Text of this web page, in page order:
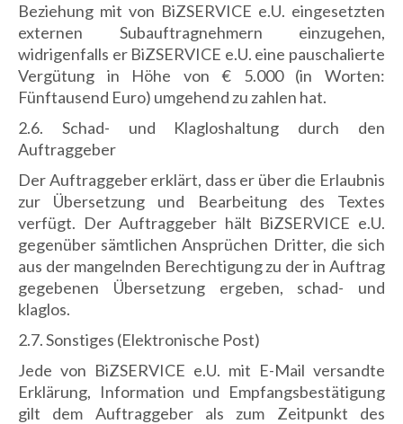
Beziehung mit von BiZSERVICE e.U. eingesetzten
externen Subauftragnehmern einzugehen,
widrigenfalls er BiZSERVICE e.U. eine pauschalierte
Vergütung in Höhe von € 5.000 (in Worten:
Fünftausend Euro) umgehend zu zahlen hat.
2.6. Schad- und Klagloshaltung durch den
Auftraggeber
Der Auftraggeber erklärt, dass er über die Erlaubnis
zur Übersetzung und Bearbeitung des Textes
verfügt. Der Auftraggeber hält BiZSERVICE e.U.
gegenüber sämtlichen Ansprüchen Dritter, die sich
aus der mangelnden Berechtigung zu der in Auftrag
gegebenen Übersetzung ergeben, schad- und
klaglos.
2.7. Sonstiges (Elektronische Post)
Jede von BiZSERVICE e.U. mit E-Mail versandte
Erklärung, Information und Empfangsbestätigung
gilt dem Auftraggeber als zum Zeitpunkt des